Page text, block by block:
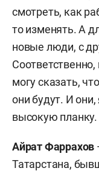
смотреть, как
то изменять. А
новые люди, с
могу сказать,
они будут. И
высокую
Айрат Фаррахов
Татарстана,